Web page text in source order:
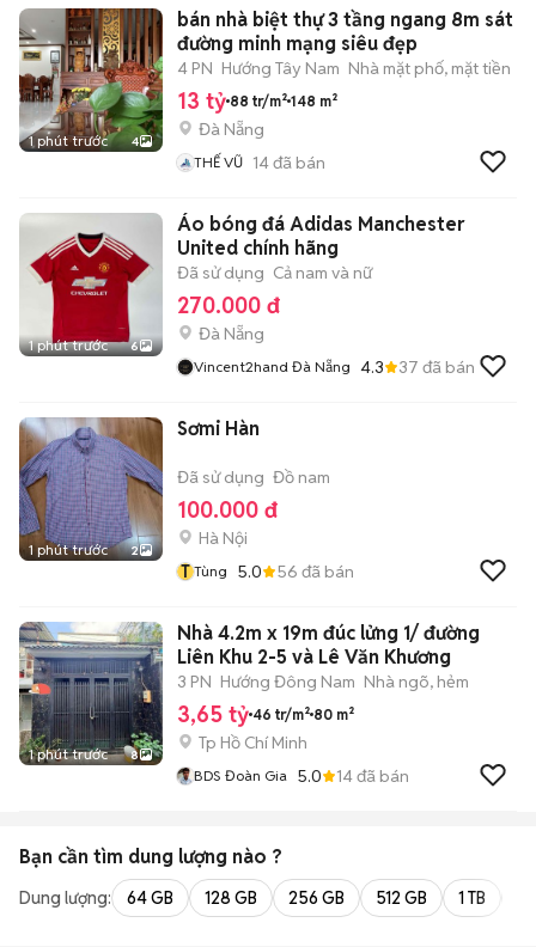
1 phút trước 4
bán nhà biệt thự 3 tầng ngang 8m sát
đường minh mạng siêu đẹp
4 PN Hướng Tây Nam Nhà mặt phố, mặt tiền
13 tỷ 88 tr/m² 148 m²
Đà Nẵng
THẾ VŨ 14đã bán
1 phút trước 6
Áo bóng đá Adidas Manchester
United chính hãng
Đã sử dụng Cả nam và nữ
270.000 đ
Đà Nẵng
Vincent2hand Đà Nẵng 4.3 37 đã bán
1 phút trước 2
Sơmi Hàn
Đã sử dụng Đồ nam
100.000 đ
Hà Nội
T Tùng 5.0 56 đã bán
1 phút trước 8
Nhà 4.2m x 19m đúc lửng 1/ đường
Liên Khu 2-5 và Lê Văn Khương
3 PN Hướng Đông Nam Nhà ngõ, hẻm
3,65 tỷ 46 tr/m² 80 m²
Tp Hồ Chí Minh
BDS Đoàn Gia 5.0 14đã bán
Bạn cần tìm dung lượng nào ?
Dung lượng: 64 GB 128 GB 256 GB 512 GB 1 TB